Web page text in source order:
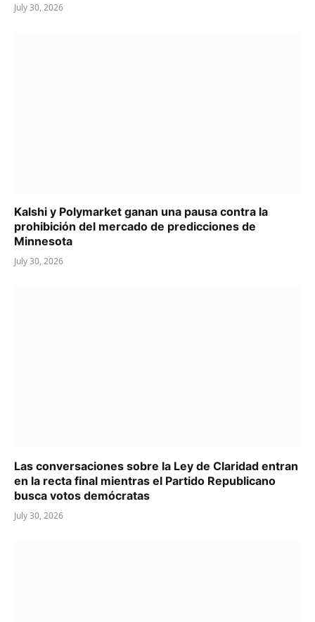
July 30, 2026
Kalshi y Polymarket ganan una pausa contra la
prohibición del mercado de predicciones de
Minnesota
July 30, 2026
Las conversaciones sobre la Ley de Claridad entran
en la recta final mientras el Partido Republicano
busca votos demócratas
July 30, 2026